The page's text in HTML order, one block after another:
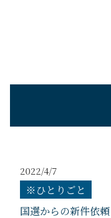
2022/4/7
※ひとりごと
国選からの新件依頼